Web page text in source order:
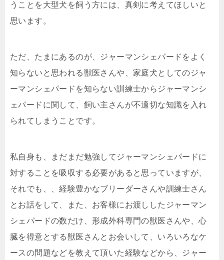
うことを大型犬を飼う方には、真剣に考えてほしいと
思います。
ただ、たまにあるのが、ジャーマンシェパードをよく
知らないと思われる獣医さんや、家庭犬としてのジャ
ーマンシェパードを知らない訓練士からジャーマンシ
ェパードに関して、飼い主さんが不適切な知識を入れ
られてしまうことです。
私自身も、まだまだ勉強してジャーマンシェパードに
対することを吸収する必要があると思っていますが、
それでも、、経験豊かなブリーダーさんや訓練士さん
とお話をして、また、お客様にお渡ししたジャーマン
シェパードの数だけ、形成外科専門の獣医さんや、心
臓を得意とする獣医さんとお会いして、いろいろなケ
ースの問題などを教えて頂いた経験などから、ジャー